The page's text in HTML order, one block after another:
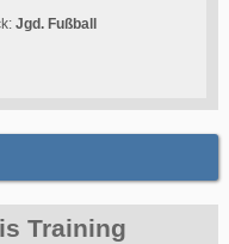
Jgd. Fußball
Training